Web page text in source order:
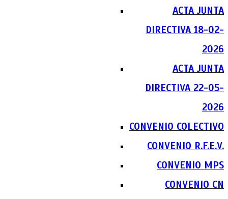
ACTA JUNTA
DIRECTIVA 18-02-
2026
ACTA JUNTA
DIRECTIVA 22-05-
2026
CONVENIO COLECTIVO
CONVENIO R.F.E.V.
CONVENIO MPS
CONVENIO CN